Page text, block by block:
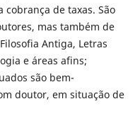
de taxas. São
mas também de
Antiga, Letras
e áreas afins;
são bem-
doutor, em situação de